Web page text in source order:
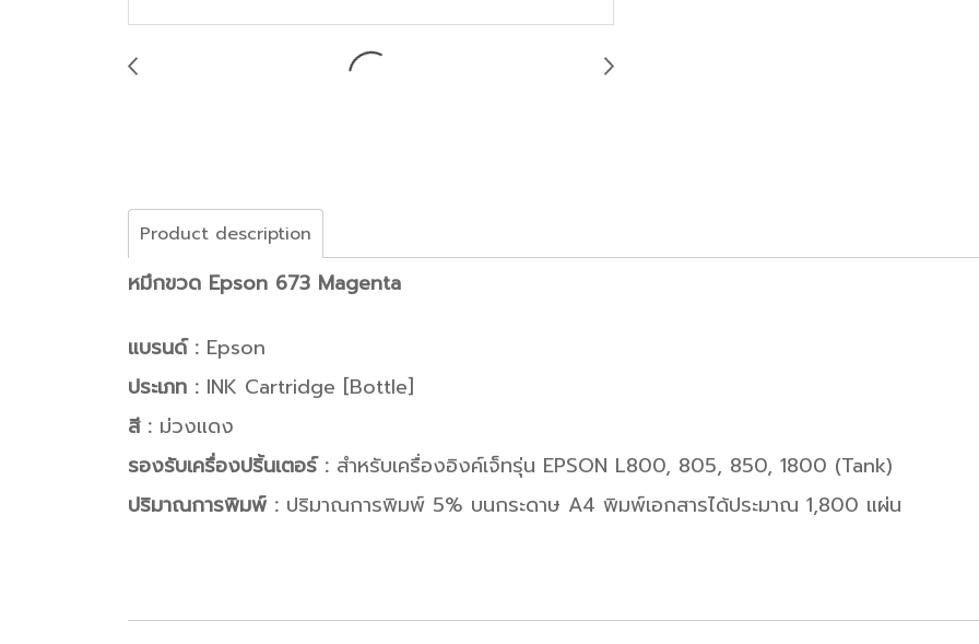
Product description
หมึกขวด Epson 673 Magenta
แบรนด์ : Epson
ประเภท : INK Cartridge [Bottle]
สี : ม่วงแดง
รองรับเครื่องปริ้นเตอร์ : สำหรับเครื่องอิงค์เจ็ทรุ่น EPSON L800, 805, 850, 1800 (Tank)
ปริมาณการพิมพ์ : ปริมาณการพิมพ์ 5% บนกระดาษ A4 พิมพ์เอกสารได้ประมาณ 1,800 แผ่น